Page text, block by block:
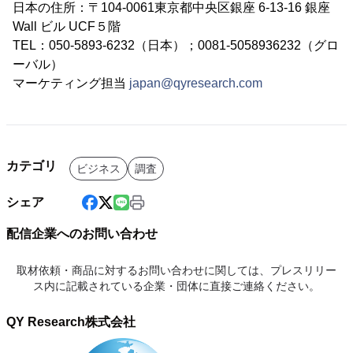
日本の住所：〒104-0061東京都中央区銀座 6-13-16 銀座
Wall ビル UCF５階
TEL：050-5893-6232（日本）；0081-5058936232（グロ
ーバル）
マーケティング担当 japan@qyresearch.com
カテゴリ ビジネス 調査
シェア
配信企業へのお問い合わせ
取材依頼・商品に対するお問い合わせに関しては、プレスリリー
ス内に記載されている企業・団体に直接ご連絡ください。
QY Research株式会社